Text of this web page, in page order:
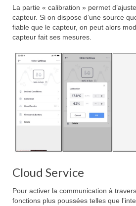
La partie « calibration » permet
capteur. Si on dispose d’une source
fiable que le capteur, on peut alors
capteur fait ses mesures.
Cloud Service
Pour activer la communication à
fonctions plus poussées telles que